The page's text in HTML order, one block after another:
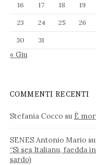
16
17 18 19
23
24 25 26
30
31
« Giu
COMMENTI RECENTI
Stefania Cocco su È
SENES Antonio Mario su
“Si ses Italianu, faedda
sardo)